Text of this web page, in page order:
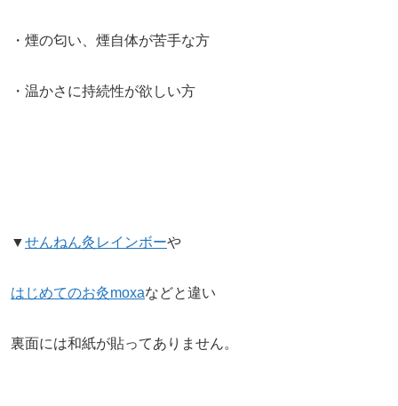
・煙の匂い、煙自体が苦手な方
・温かさに持続性が欲しい方
▼せんねん灸レインボーや
はじめてのお灸moxaなどと違い
裏面には和紙が貼ってありません。